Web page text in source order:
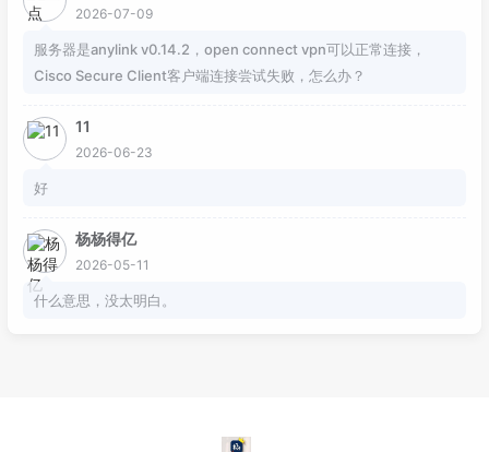
2026-07-09
服务器是anylink v0.14.2，open connect vpn可以正常连接，
Cisco Secure Client客户端连接尝试失败，怎么办？
11
2026-06-23
好
杨杨得亿
2026-05-11
什么意思，没太明白。